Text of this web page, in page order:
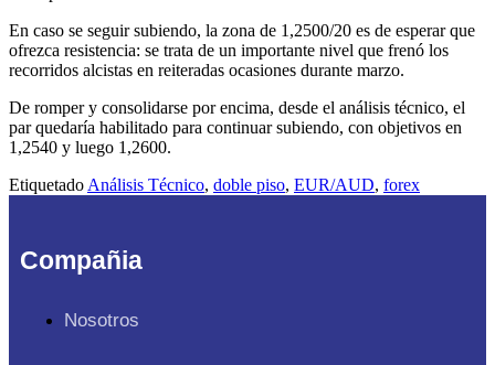
En caso se seguir subiendo, la zona de 1,2500/20 es de esperar que
ofrezca resistencia: se trata de un importante nivel que frenó los
recorridos alcistas en reiteradas ocasiones durante marzo.
De romper y consolidarse por encima, desde el análisis técnico, el
par quedaría habilitado para continuar subiendo, con objetivos en
1,2540 y luego 1,2600.
Etiquetado Análisis Técnico, doble piso, EUR/AUD, forex
Compañia
Nosotros